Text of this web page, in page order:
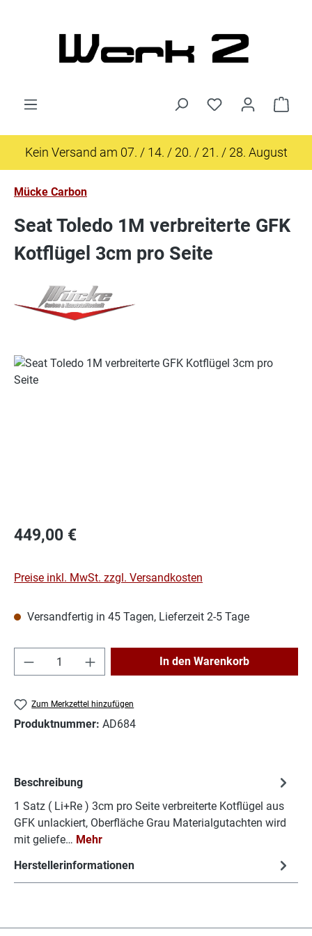
Kein Versand am 07. / 14. / 20. / 21. / 28. August
Mücke Carbon
Seat Toledo 1M verbreiterte GFK
Kotflügel 3cm pro Seite
Bildergalerie überspringen
Regulärer Preis:
449,00 €
Preise inkl. MwSt. zzgl. Versandkosten
Versandfertig in 45 Tagen, Lieferzeit 2-5 Tage
Produkt Anzahl: Gib den gewünschten
In den Warenkorb
Zum Merkzettel hinzufügen
Produktnummer: AD684
Beschreibung
1 Satz ( Li+Re ) 3cm pro Seite verbreiterte Kotflügel aus
GFK unlackiert, Oberfläche Grau Materialgutachten wird
mit geliefe… Mehr
Herstellerinformationen